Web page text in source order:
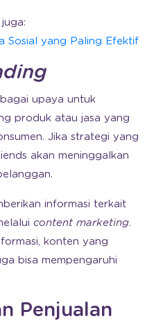
Sosial yang Paling Efektif
upaya untuk
produk atau jasa yang
Jika strategi yang
akan meninggalkan
informasi terkait
content marketing.
konten yang
bisa mempengaruhi
Penjualan